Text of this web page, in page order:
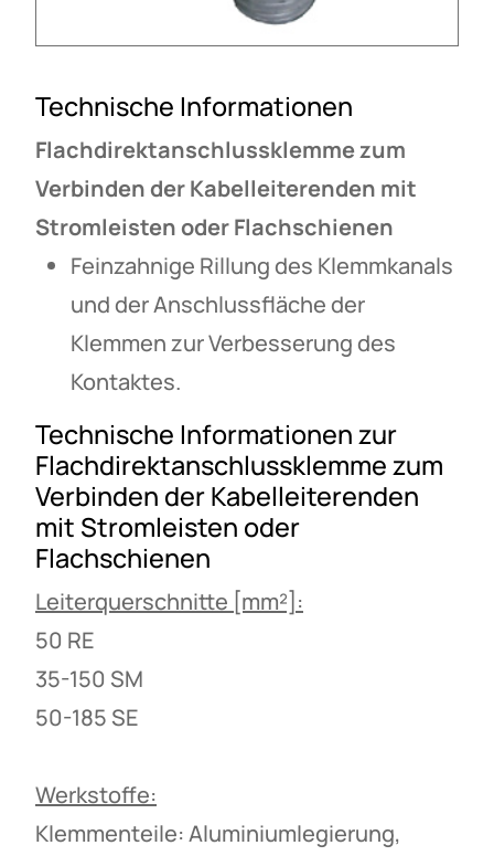
Technische Informationen
Flachdirektanschlussklemme zum
Verbinden der Kabelleiterenden mit
Stromleisten oder Flachschienen
Feinzahnige Rillung des Klemmkanals
und der Anschlussfläche der
Klemmen zur Verbesserung des
Kontaktes.
Technische Informationen zur
Flachdirektanschlussklemme zum
Verbinden der Kabelleiterenden
mit Stromleisten oder
Flachschienen
Leiterquerschnitte [mm²]:
50 RE
35-150 SM
50-185 SE
Werkstoffe:
Klemmenteile: Aluminiumlegierung,